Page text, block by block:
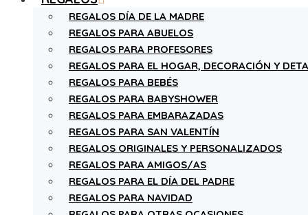
REGALOS DÍA DE LA MADRE
REGALOS PARA ABUELOS
REGALOS PARA PROFESORES
REGALOS PARA EL HOGAR, DECORACIÓN Y
REGALOS PARA BEBÉS
REGALOS PARA BABYSHOWER
REGALOS PARA EMBARAZADAS
REGALOS PARA SAN VALENTÍN
REGALOS ORIGINALES Y PERSONALIZADOS
REGALOS PARA AMIGOS/AS
REGALOS PARA EL DÍA DEL PADRE
REGALOS PARA NAVIDAD